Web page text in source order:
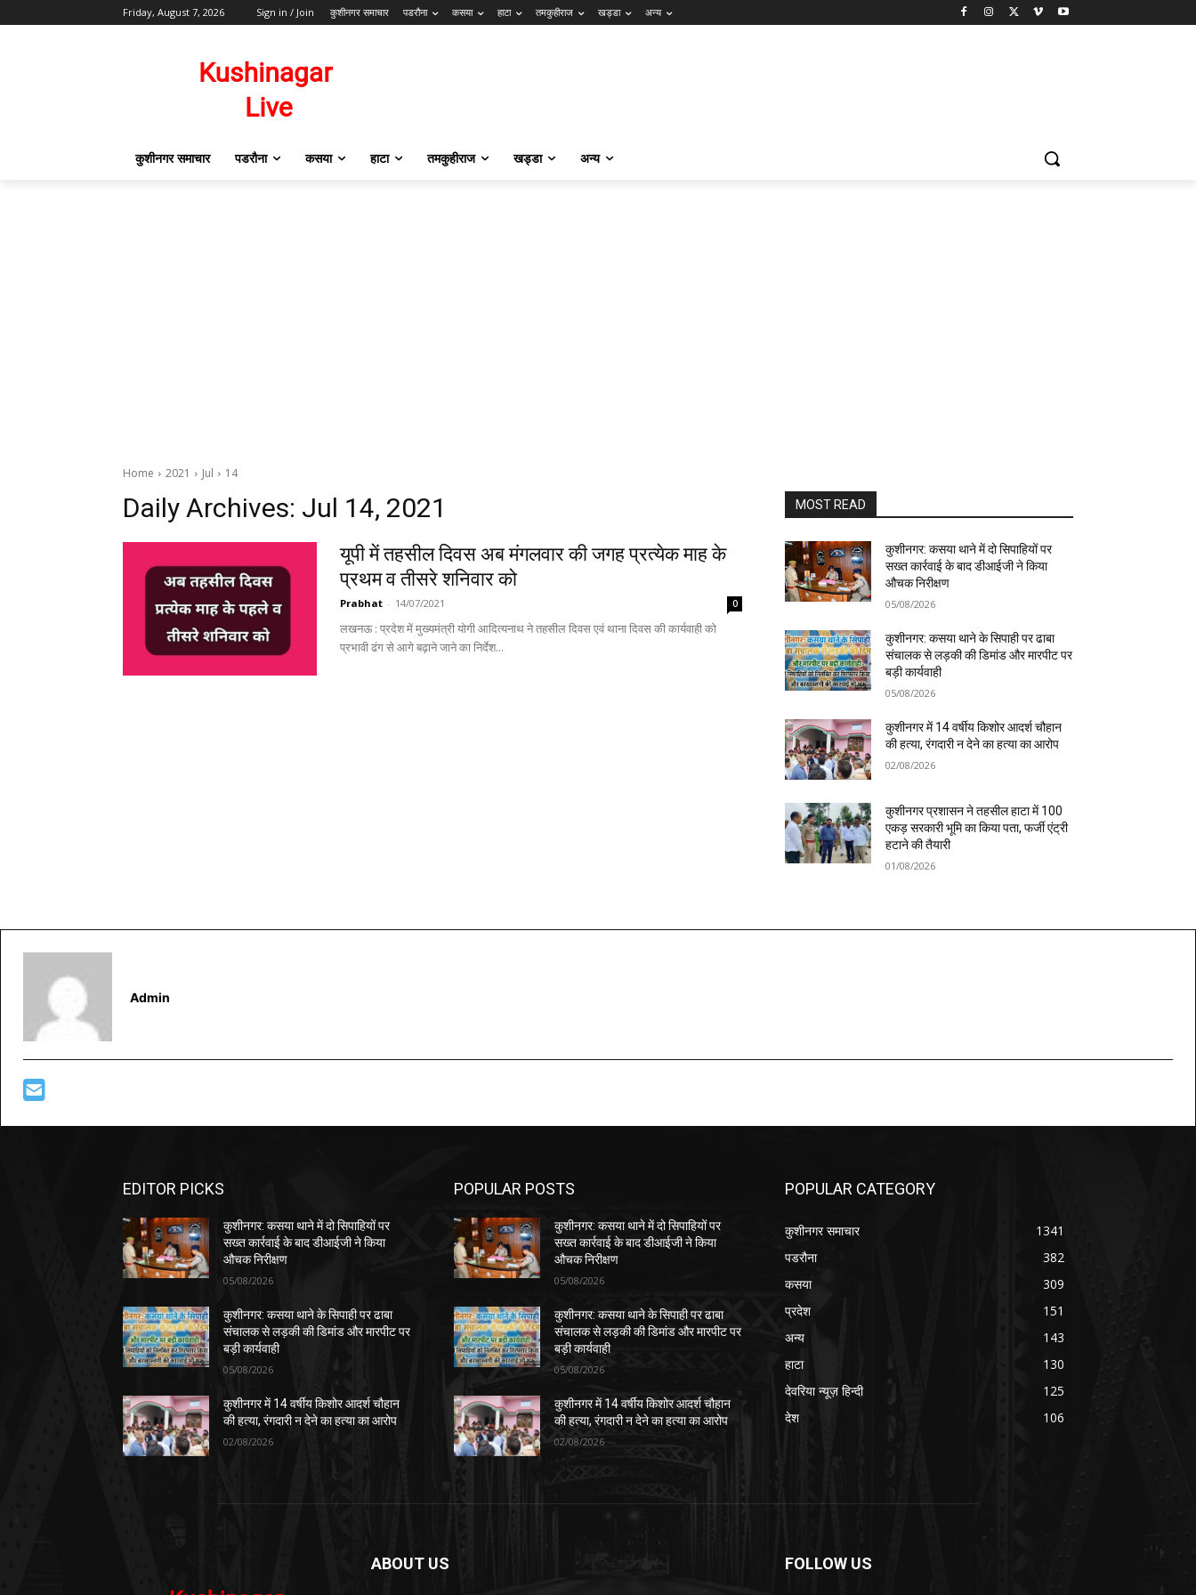
Friday, August 7, 2026 Sign in / Join कुशीनगर समाचार पडरौना कसया हाटा तमकुहीराज खड्डा अन्य
कुशीनगर समाचार पडरौना कसया हाटा तमकुहीराज खड्डा अन्य
Home 2021 Jul 14
Daily Archives: Jul 14, 2021
यूपी में तहसील दिवस अब मंगलवार की जगह प्रत्येक माह के
प्रथम व तीसरे शनिवार को
Prabhat - 14/07/2021 0
लखनऊ : प्रदेश में मुख्यमंत्री योगी आदित्यनाथ ने तहसील दिवस एवं थाना दिवस की कार्यवाही को
प्रभावी ढंग से आगे बढ़ाने जाने का निर्देश...
MOST READ
कुशीनगर: कसया थाने में दो सिपाहियों पर
सख्त कार्रवाई के बाद डीआईजी ने किया
औचक निरीक्षण
05/08/2026
कुशीनगर: कसया थाने के सिपाही पर ढाबा
संचालक से लड़की की डिमांड और मारपीट पर
बड़ी कार्यवाही
05/08/2026
कुशीनगर में 14 वर्षीय किशोर आदर्श चौहान
की हत्या, रंगदारी न देने का हत्या का आरोप
02/08/2026
कुशीनगर प्रशासन ने तहसील हाटा में 100
एकड़ सरकारी भूमि का किया पता, फर्जी एंट्री
हटाने की तैयारी
01/08/2026
Admin
EDITOR PICKS
कुशीनगर: कसया थाने में दो सिपाहियों पर
सख्त कार्रवाई के बाद डीआईजी ने किया
औचक निरीक्षण
05/08/2026
कुशीनगर: कसया थाने के सिपाही पर ढाबा
संचालक से लड़की की डिमांड और मारपीट पर
बड़ी कार्यवाही
05/08/2026
कुशीनगर में 14 वर्षीय किशोर आदर्श चौहान
की हत्या, रंगदारी न देने का हत्या का आरोप
02/08/2026
POPULAR POSTS
कुशीनगर: कसया थाने में दो सिपाहियों पर
सख्त कार्रवाई के बाद डीआईजी ने किया
औचक निरीक्षण
05/08/2026
कुशीनगर: कसया थाने के सिपाही पर ढाबा
संचालक से लड़की की डिमांड और मारपीट पर
बड़ी कार्यवाही
05/08/2026
कुशीनगर में 14 वर्षीय किशोर आदर्श चौहान
की हत्या, रंगदारी न देने का हत्या का आरोप
02/08/2026
POPULAR CATEGORY
कुशीनगर समाचार
1341
पडरौना
382
कसया
309
प्रदेश
151
अन्य
143
हाटा
130
देवरिया न्यूज़ हिन्दी
125
देश
106
ABOUT US FOLLOW US